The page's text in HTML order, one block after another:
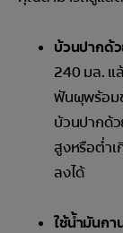
บ้วนปากด้
240 มล. แ
ฟันผุพร้อมช่
บ้วนปากด้
สูงหรือต่ำ
ลงได้
ใช้น้ำมันก